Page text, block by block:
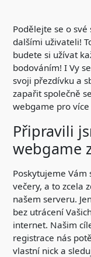
Podělejte se o
dalšími uživateli!
budete si užívat
bodováním! I Vy
svoji přezdívku a
zapařit společně
webgame pro
Připravili
webgame
Poskytujeme
večery, a to zcela
našem serveru.
bez utrácení
internet. Našim
registrace nás
vlastní nick a